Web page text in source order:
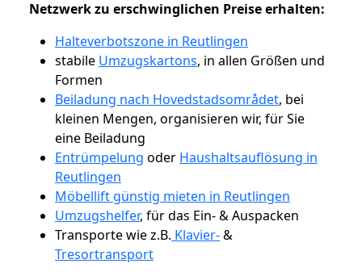
Netzwerk zu erschwinglichen Preise erhalten:
Halteverbotszone in Reutlingen
stabile Umzugskartons, in allen Größen und
Formen
Beiladung nach Hovedstadsområdet, bei
kleinen Mengen, organisieren wir, für Sie
eine Beiladung
Entrümpelung oder Haushaltsauflösung in
Reutlingen
Möbellift günstig mieten in Reutlingen
Umzugshelfer, für das Ein- & Auspacken
Transporte wie z.B. Klavier-&
Tresortransport